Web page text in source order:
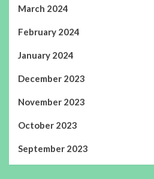
March 2024
February 2024
January 2024
December 2023
November 2023
October 2023
September 2023